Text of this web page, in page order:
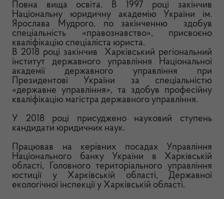
Повна вища освіта. В 1997 році закінчив
Національну юридичну академію України ім.
Ярослава Мудрого, по закінченню здобув
спеціальність «правознавство», присвоєно
кваліфікацію спеціаліста юриста.
В 2018 році закінчив Харківський регіональний
інститут державного управління Національної
академії державного управління при
Президентові України за спеціальністю
«державне управління», та здобув професійну
кваліфікацію магістра державного управління.
У 2018 році присуджено науковий ступень
кандидати юридичних наук.
Працював на керівних посадах Управління
Національного банку України в Харківській
області, Головного територіального управління
юстиції у Харківській області, Державної
екологічної інспекції у Харківській області.